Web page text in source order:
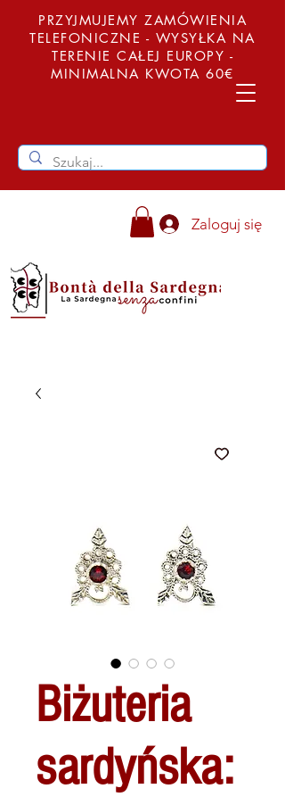
PRZYJMUJEMY ZAMÓWIENIA
TELEFONICZNE - WYSYŁKA NA
TERENIE CAŁEJ EUROPY -
MINIMALNA KWOTA 60€
Zaloguj się
Biżuteria
sardyńska: